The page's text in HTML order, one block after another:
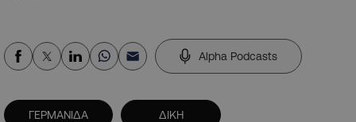
Alpha Podcasts
ΓΕΡΜΑΝΙΔΑ ΔΙΚΗ